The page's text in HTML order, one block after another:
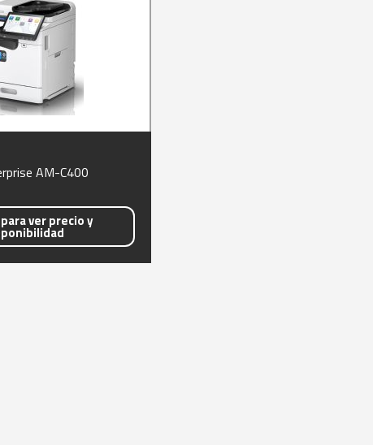
AM-C400
ver precio y